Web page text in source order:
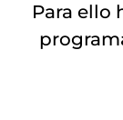
Para ello